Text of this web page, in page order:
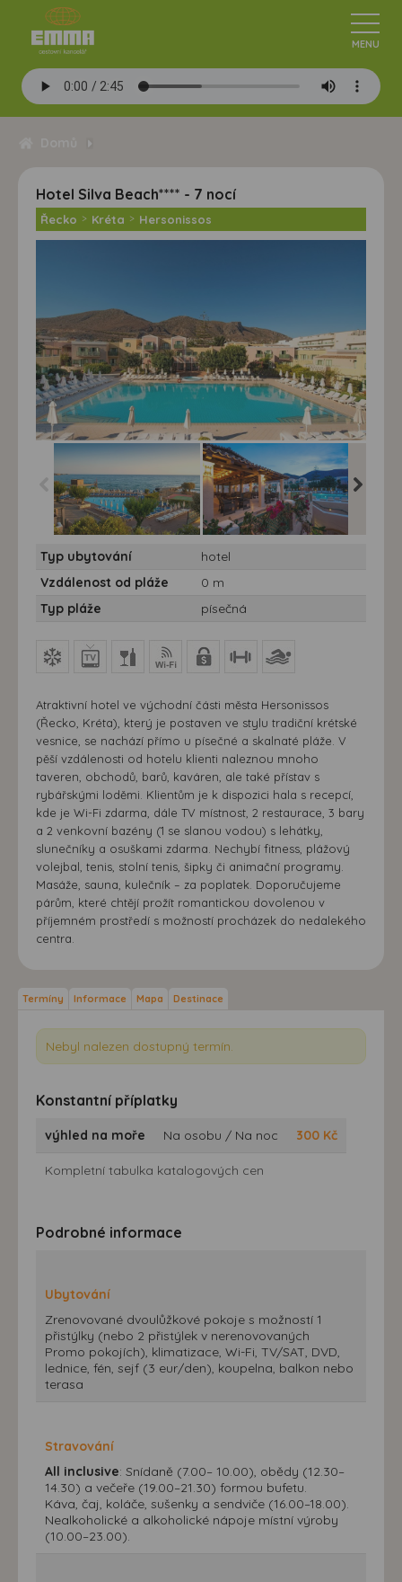
Hotel Silva Beach**** - 7 nocí
Řecko > Kréta > Hersonissos
nocí - Silva Beach
nocí - Silva Beach
Typ ubytování
hotel
Vzdálenost od pláže
0 m
Typ pláže
písečná
Atraktivní hotel ve východní části města Hersonissos
(Řecko, Kréta), který je postaven ve stylu tradiční krétské
vesnice, se nachází přímo u písečné a skalnaté pláže. V
pěší vzdálenosti od hotelu klienti naleznou mnoho
taveren, obchodů, barů, kaváren, ale také přístav s
rybářskými loděmi. Klientům je k dispozici hala s recepcí,
kde je Wi-Fi zdarma, dále TV místnost, 2 restaurace, 3 bary
a 2 venkovní bazény (1 se slanou vodou) s lehátky,
slunečníky a osuškami zdarma. Nechybí fitness, plážový
volejbal, tenis, stolní tenis, šipky či animační programy.
Masáže, sauna, kulečník – za poplatek. Doporučujeme
párům, které chtějí prožít romantickou dovolenou v
příjemném prostředí s možností procházek do nedalekého
centra.
Termíny Informace Mapa Destinace
Nebyl nalezen dostupný termín.
Konstantní příplatky
výhled na moře Na osobu / Na noc 300 Kč
Kompletní tabulka katalogových cen
Podrobné informace
Ubytování
Zrenovované dvoulůžkové pokoje s možností 1
přistýlky (nebo 2 přistýlek v nerenovovaných
Promo pokojích), klimatizace, Wi-Fi, TV/SAT, DVD,
lednice, fén, sejf (3 eur/den), koupelna, balkon nebo
terasa
Stravování
All inclusive: Snídaně (7.00– 10.00), obědy (12.30–
14.30) a večeře (19.00–21.30) formou bufetu.
Káva, čaj, koláče, sušenky a sendviče (16.00–18.00).
Nealkoholické a alkoholické nápoje místní výroby
(10.00–23.00).